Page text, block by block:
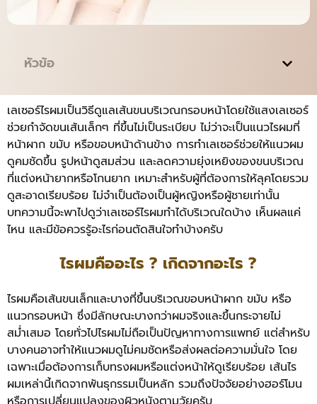
หัวข้อ
เลเซอร์ไรผมเป็นวิธีดูแลเส้นขนบริเวณกรอบหน้าโดยใช้แสงเลเซอร์
ช่วยกำจัดขนเส้นเล็กๆ ที่ขึ้นไม่เป็นระเบียบ ไม่ว่าจะเป็นแนวไรผมที่
หน้าผาก ขมับ หรือขอบหน้าด้านข้าง การทำเลเซอร์ช่วยให้แนวผม
ดูคมชัดขึ้น รูปหน้าดูสมส่วน และลดความยุ่งเหยิงของขนบริเวณ
ที่แต่งหน้ายากหรือโกนยาก เหมาะสำหรับผู้ที่ต้องการให้ลุคโดยรวม
ดูสะอาดเรียบร้อย ไม่จำเป็นต้องเป็นผู้หญิงหรือผู้ชายเท่านั้น
บทความนี้จะพาไปดูว่าเลเซอร์ไรผมทำได้บริเวณใดบ้าง เห็นผลแค่
ไหน และมีข้อควรรู้อะไรก่อนตัดสินใจทำบ้างครับ
ไรผมคืออะไร ? เกิดจากอะไร ?
ไรผมคือเส้นขนเล็กและบางที่ขึ้นบริเวณขอบหน้าผาก ขมับ หรือ
แนวกรอบหน้า ซึ่งมีลักษณะบางกว่าผมจริงและขึ้นกระจายไม่
สม่ำเสมอ โดยทั่วไปไรผมไม่ถือเป็นปัญหาทางการแพทย์ แต่สำหรับ
บางคนอาจทำให้แนวผมดูไม่คมชัดหรือส่งผลต่อความมั่นใจ โดย
เฉพาะเมื่อต้องการเก็บทรงผมหรือแต่งหน้าให้ดูเรียบร้อย เส้นไร
ผมเหล่านี้เกิดจากพันธุกรรมเป็นหลัก รวมถึงปัจจัยอย่างฮอร์โมน